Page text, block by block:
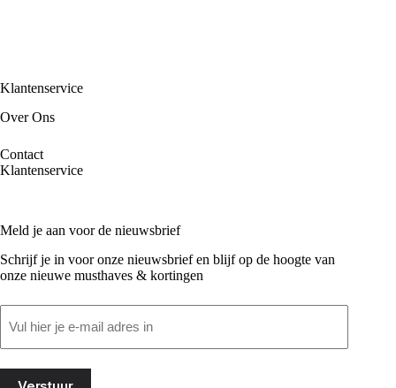
Klantenservice
Over Ons
Contact
Klantenservice
Meld je aan voor de nieuwsbrief
Schrijf je in voor onze nieuwsbrief en blijf op de hoogte van
onze nieuwe musthaves & kortingen
(Vereist)